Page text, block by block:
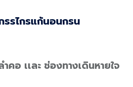
รรไกรแก้นอนกรน
คอ เเละ ช่องทางเดินหายใจ